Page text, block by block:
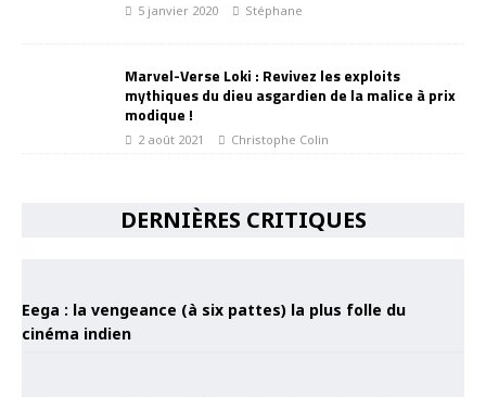
5 janvier 2020 Stéphane
Marvel-Verse Loki : Revivez les exploits
mythiques du dieu asgardien de la malice à prix
modique !
2 août 2021 Christophe Colin
DERNIÈRES CRITIQUES
Eega : la vengeance (à six pattes) la plus folle du
cinéma indien